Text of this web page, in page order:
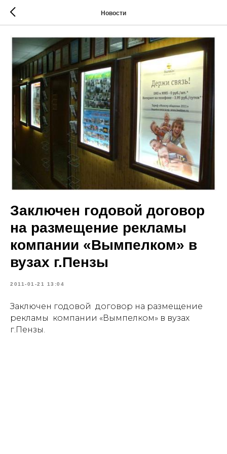
Новости
Заключен годовой договор
на размещение рекламы
компании «Вымпелком» в
вузах г.Пензы
2011-01-21 13:04
Заключен годовой договор на размещение
рекламы компании «Вымпелком» в вузах
г.Пензы.